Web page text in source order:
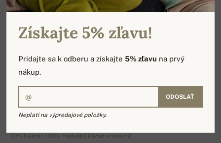
Pašmína Platine
70% Kašmír / 30% Hodváb | Počet vrstiev: 2
Získajte 5% zľavu!
Pridajte sa k odberu a získajte5% zľavu na prvý
nákup.
ODOSLAŤ
Neplatí na výpredajové položky.